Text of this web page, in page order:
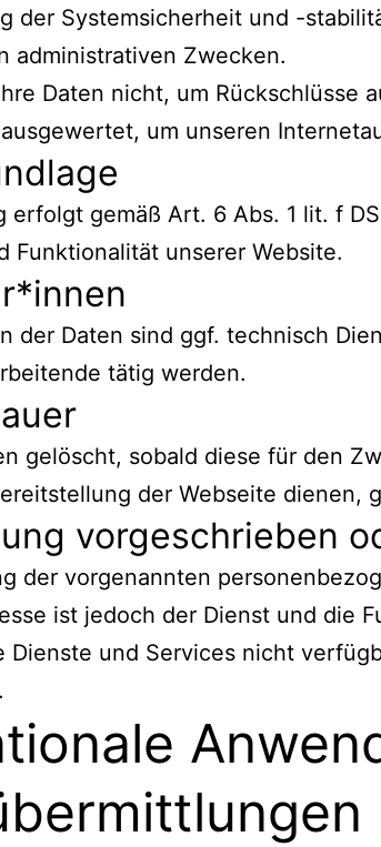
der Systemsicherheit und -
administrativen Zwecken.
Daten nicht, um Rückschlüsse
um unseren
erfolgt gemäß Art. 6 Abs. 1 lit. f
Funktionalität unserer Website.
der Daten sind ggf. technisch
tätig werden.
gelöscht, sobald diese für den
der Webseite
vorgeschrieben
der vorgenannten
ist jedoch der Dienst und die
Dienste und Services nicht